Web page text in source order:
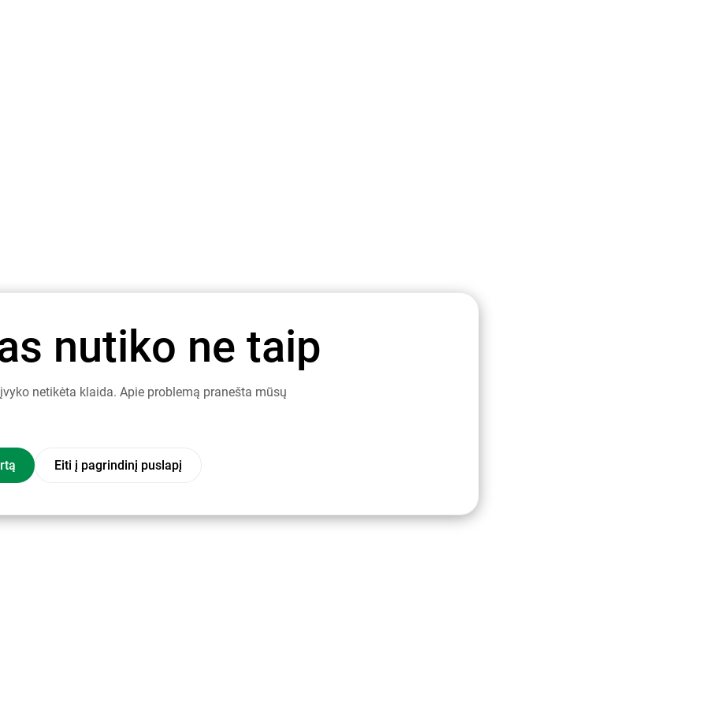
nutiko ne taip
netikėta klaida. Apie problemą pranešta mūsų
Eiti į pagrindinį puslapį